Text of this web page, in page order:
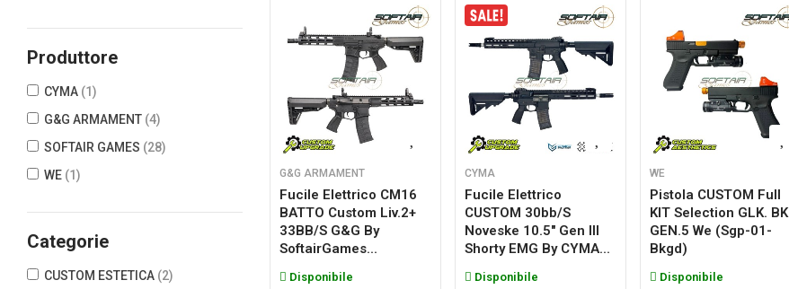
Produttore
CYMA (1)
G&G ARMAMENT (4)
SOFTAIR GAMES (28)
WE (1)
Categorie
CUSTOM ESTETICA (2)
G&G ARMAMENT
Fucile Elettrico CM16
BATTO Custom Liv.2+
33BB/s G&G By
SoftairGames...
Disponibile
CYMA
Fucile Elettrico
CUSTOM 30bb/s
Noveske 10.5" Gen III
Shorty EMG By CYMA...
Disponibile
WE
Pistola CUSTOM Full
KIT Selection GLK. BK
GEN.5 We (sgp-01-
Bkgd)
Disponibile